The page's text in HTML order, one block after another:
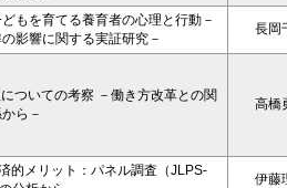
もを育てる養育者の心理と行動－
影響に関する実証研究－
長岡
ついての考察 －働き方改革との関
ら－
高橋
的メリット：パネル調査（JLPS-
伊藤